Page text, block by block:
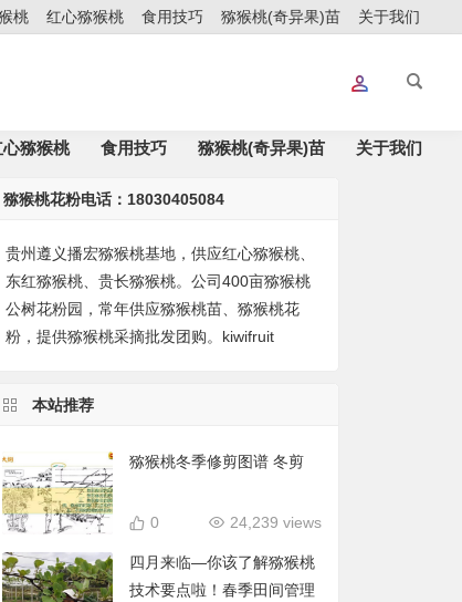
桃 红心猕猴桃 食用技巧 猕猴桃(奇异果)苗 关于我们
心猕猴桃 食用技巧 猕猴桃(奇异果)苗 关于我们
猕猴桃花粉电话：18030405084
贵州遵义播宏猕猴桃基地，供应红心猕猴桃、
东红猕猴桃、贵长猕猴桃。公司400亩猕猴桃
公树花粉园，常年供应猕猴桃苗、猕猴桃花
粉，提供猕猴桃采摘批发团购。kiwifruit
本站推荐
猕猴桃冬季修剪图谱 冬剪
24,239 views
0
四月来临—你该了解猕猴桃
技术要点啦！春季田间管理